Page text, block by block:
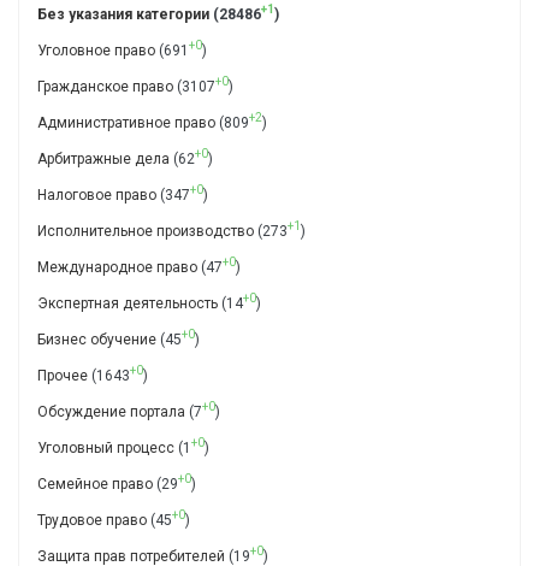
Без указания категории (28486+1)
Уголовное право (691 +0)
Гражданское право (3107+0)
Административное право (809+2)
Арбитражные дела (62+0)
Налоговое право (347+0)
Исполнительное производство (273+1 )
Международное право (47+0)
Экспертная деятельность (14+0)
Бизнес обучение (45+0)
Прочее (1643+0)
Обсуждение портала (7+0)
Уголовный процесс (1 +0)
Семейное право (29+0)
Трудовое право (45+0)
Защита прав потребителей (19+0)